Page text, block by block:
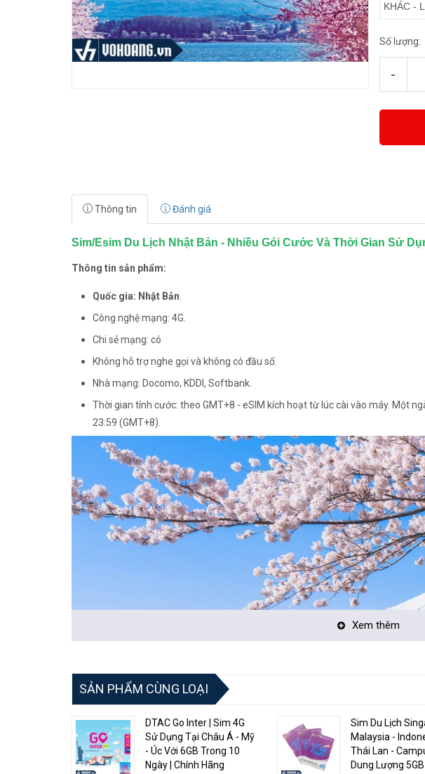
KHÁC -
Số lượng:
-
Thông tin Đánh giá
Sim/Esim Du Lịch Nhật Bản - Nhiều Gói Cước Và Thời Gian Sử
Thông tin sản phẩm:
Quốc gia: Nhật Bản
Công nghệ mạng: 4G.
Chi sẻ mạng: có
Không hỗ trợ nghe gọi và không có đầu số.
Nhà mạng: Docomo, KDDI, Softbank.
Thời gian tính cước: theo GMT+8 - eSIM kích hoạt từ lúc cài vào máy. Một
23:59 (GMT+8).
🔔Lưu ý đặt hàng:
Xem thêm
SẢN PHẨM CÙNG LOẠI
DTAC Go Inter | Sim 4G
Sử Dụng Tại Châu Á - Mỹ
- Úc Với 6GB Trong 10
Ngày | Chính Hãng
Sim Du Lịch
Malaysia -
Thái Lan -
Dung Lượng